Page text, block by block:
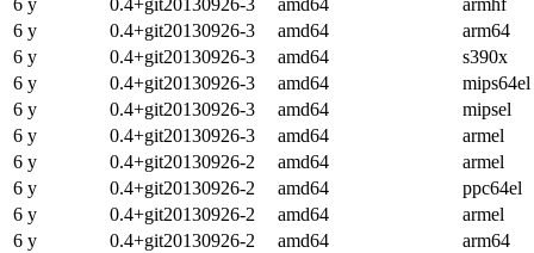
6 y
0.4+git20130926-3 amd64
armhf
6 y
0.4+git20130926-3 amd64
arm64
6 y
0.4+git20130926-3 amd64
s390x
6 y
0.4+git20130926-3 amd64
mips64el
6 y
0.4+git20130926-3 amd64
mipsel
6 y
0.4+git20130926-3 amd64
armel
6 y
0.4+git20130926-2 amd64
armel
6 y
0.4+git20130926-2 amd64
ppc64el
6 y
0.4+git20130926-2 amd64
armel
6 y
0.4+git20130926-2 amd64
arm64